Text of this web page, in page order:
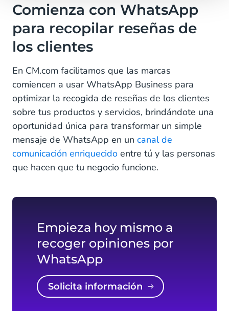
Comienza con WhatsApp
para recopilar reseñas de
los clientes
En CM.com facilitamos que las marcas
comiencen a usar WhatsApp Business para
optimizar la recogida de reseñas de los clientes
sobre tus productos y servicios, brindándote una
oportunidad única para transformar un simple
mensaje de WhatsApp en un canal de
comunicación enriquecido entre tú y las personas
que hacen que tu negocio funcione.
Empieza hoy mismo a
recoger opiniones por
WhatsApp
Solicita información